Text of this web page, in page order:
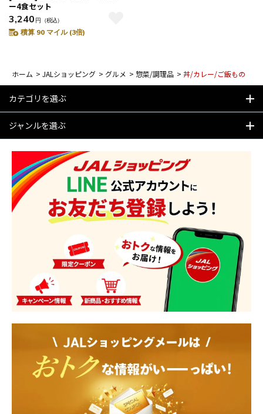
ー4食セット
3,240 円 （税込）
積算 90 マイル (3倍)
ホーム > JALショッピング > グルメ > 惣菜/調理品 > 丼/カレー/ご飯もの
カテゴリを選ぶ
ジャンルを選ぶ